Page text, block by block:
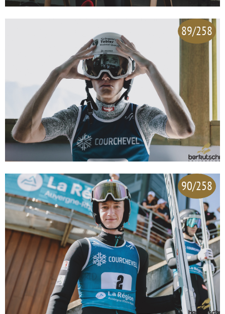
89/258
90/258